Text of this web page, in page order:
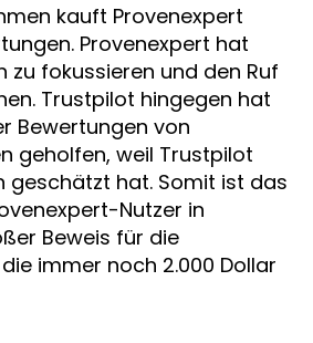
kauft Provenexpert
Provenexpert hat
zu fokussieren und den Ruf
Trustpilot hingegen hat
Bewertungen von
geholfen, weil Trustpilot
geschätzt hat. Somit ist das
Nutzer in
Beweis für die
immer noch 2.000 Dollar